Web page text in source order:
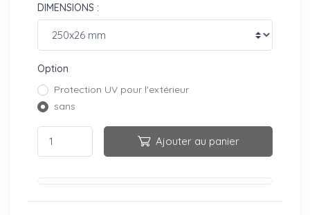
DIMENSIONS :
Option
Protection UV pour l'extérieur
sans
Ajouter au panier